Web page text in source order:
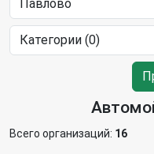
Всего организаций: 16